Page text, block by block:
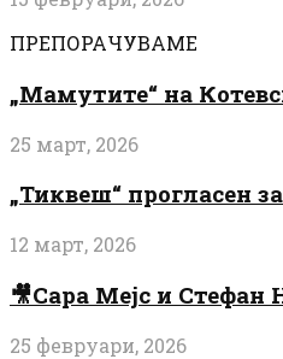
ПРЕПОРАЧУВАМЕ
„Мамутите“ на
25 март, 2026
„Тиквеш“ прогласен
12 март, 2026
🎥Сара Мејс и Стефан
25 февруари, 2026